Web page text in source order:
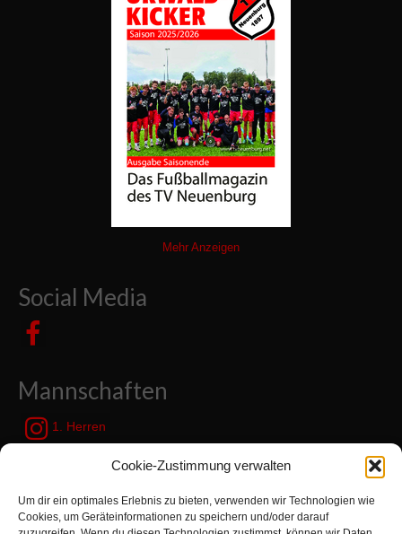
Cookie-Zustimmung verwalten
Um dir ein optimales Erlebnis zu bieten, verwenden wir Technologien wie
Cookies, um Geräteinformationen zu speichern und/oder darauf
Mehr Anzeigen
Social Media
Mannschaften
1. Herren
JSG Zetel / Friesische Wehde
Kategorien